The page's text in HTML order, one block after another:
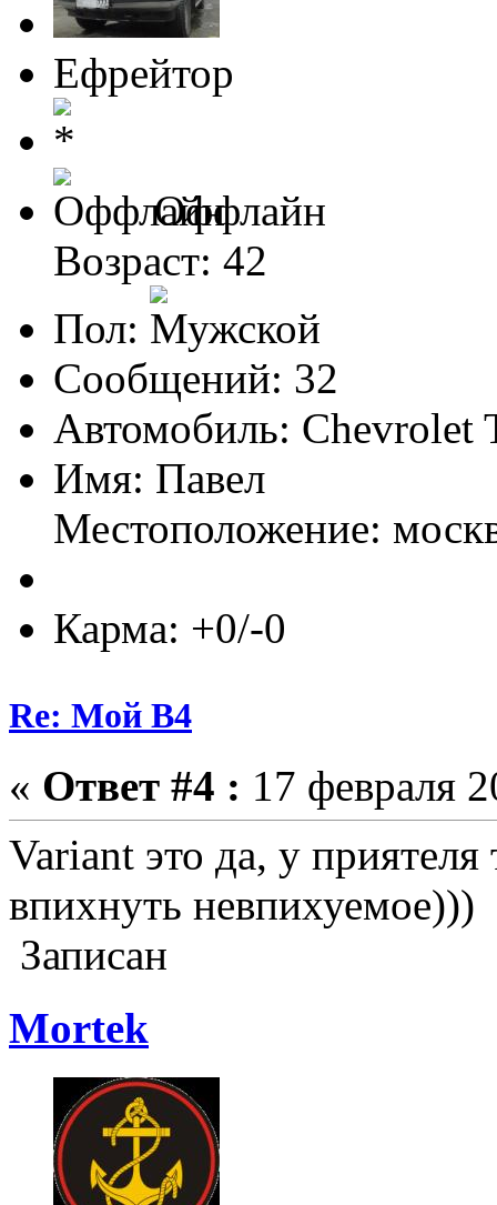
Ефрейтор
Оффлайн
Возраст: 42
Пол:
Сообщений: 32
Автомобиль: Chevrolet
Имя: Павел
Местоположение:
Карма: +0/-0
Re: Мой B4
« Ответ #4 : 17 февраля
Variant это да, у
впихнуть невпихуемое)))
Записан
Mortek